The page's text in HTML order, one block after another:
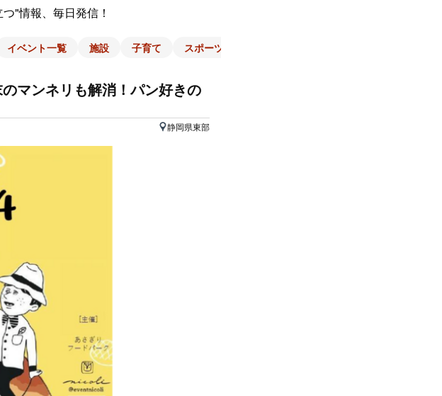
"情報、毎日発信！
イベント一覧 施設 子育て スポーツ
マンネリも解消！パン好きの
静岡県東部